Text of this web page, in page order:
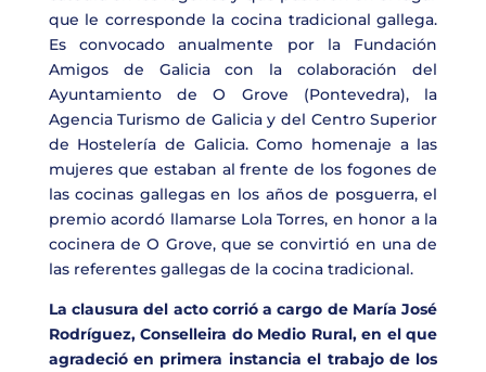
que le corresponde la cocina tradicional gallega.
Es convocado anualmente por la Fundación
Amigos de Galicia con la colaboración del
Ayuntamiento de O Grove (Pontevedra), la
Agencia Turismo de Galicia y del Centro Superior
de Hostelería de Galicia. Como homenaje a las
mujeres que estaban al frente de los fogones de
las cocinas gallegas en los años de posguerra, el
premio acordó llamarse Lola Torres, en honor a la
cocinera de O Grove, que se convirtió en una de
las referentes gallegas de la cocina tradicional.
La clausura del acto corrió a cargo de María José
Rodríguez, Conselleira do Medio Rural, en el que
agradeció en primera instancia el trabajo de los